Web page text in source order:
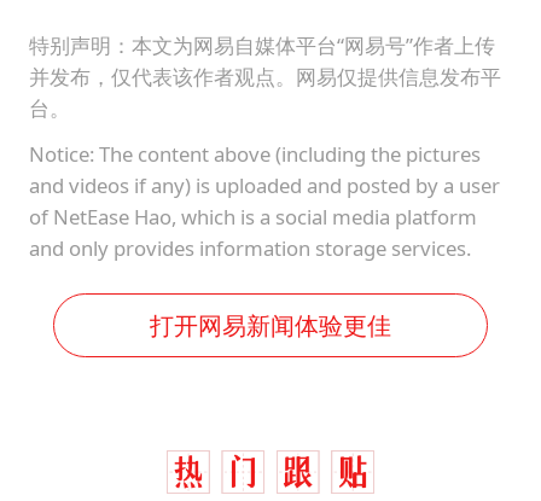
特别声明：本文为网易自媒体平台“网易号”作者上传
并发布，仅代表该作者观点。网易仅提供信息发布平
台。
Notice: The content above (including the pictures
and videos if any) is uploaded and posted by a user
of NetEase Hao, which is a social media platform
and only provides information storage services.
打开网易新闻体验更佳